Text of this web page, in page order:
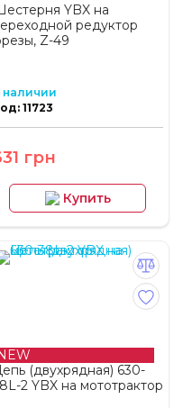
YBX на
редуктор
Z-49
наличии
11723
грн
Купить
NEW
(двухрядная) 630-
2 YBX на мототрактор